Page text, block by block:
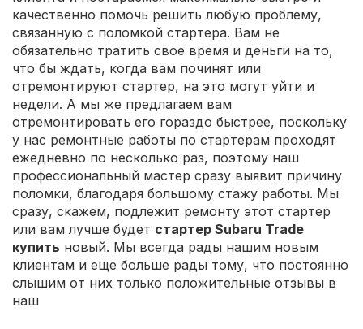
качественно помочь решить любую проблему,
связанную с поломкой стартера. Вам не
обязательно тратить свое время и деньги на то,
что бы ждать, когда вам починят или
отремонтируют стартер, на это могут уйти и
недели. А мы же предлагаем вам
отремонтировать его гораздо быстрее, поскольку
у нас ремонтные работы по стартерам проходят
ежедневно по несколько раз, поэтому наш
профессиональный мастер сразу выявит причину
поломки, благодаря большому стажу работы. Мы
сразу, скажем, подлежит ремонту этот стартер
или вам лучше будет стартер Subaru Trade
купить новый. Мы всегда рады нашим новым
клиентам и еще больше рады тому, что постоянно
слышим от них только положительные отзывы в
наш